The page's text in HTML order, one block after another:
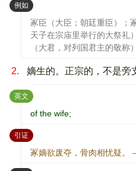
例如 ：
冢臣（大臣；朝廷重臣）；
天子在宗庙里举行的大祭礼
（大君，对列国君主的敬称）
2. 嫡生的。正宗的，不是旁
英文 ：
of the wife;
引证：
冢嫡欲废夺，骨肉相忧疑。